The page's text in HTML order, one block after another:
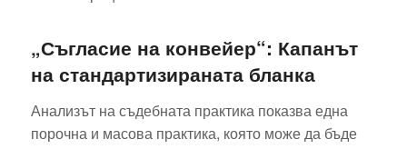
„Съгласие на конвейер“: Капанът
на стандартизираната бланка
Анализът на съдебната практика показва една
порочна и масова практика, която може да бъде